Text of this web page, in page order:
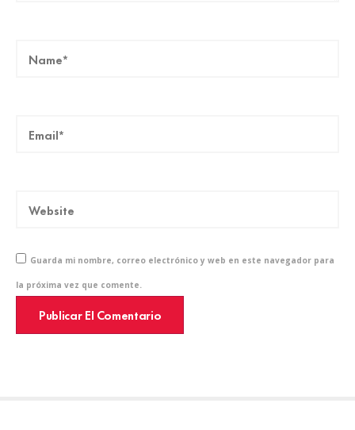
Guarda mi nombre, correo electrónico y web en este navegador para
la próxima vez que comente.